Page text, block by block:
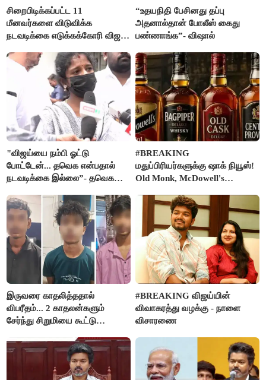
சிறைபிடிக்கப்பட்ட 11
மீனவர்களை விடுவிக்க
நடவடிக்கை எடுக்கக்கோரி விஜய்
“உதயநிதி பேசினது தப்பு
அதனால்தான் போலீஸ் கைது
பண்ணாங்க”- விஷால்
"விஜய்யை நம்பி ஓட்டு
போட்டேன்... தவெக என்பதால்
நடவடிக்கை இல்லை”- தவெக
கதறல்
#BREAKING
மதுப்பிரியர்களுக்கு ஷாக் நியூஸ்!
Old Monk, McDowell's
FSSAI தடை
இருவரை காதலித்ததால்
விபரீதம்... 2 காதலன்களும்
சேர்ந்து சிறுமியை கூட்டு
செய்த கொடூரம்
#BREAKING விஜய்யின்
விவாகரத்து வழக்கு - நாளை
விசாரணை